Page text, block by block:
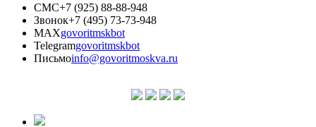
СМС+7 (925) 88-88-948
Звонок+7 (495) 73-73-948
MAXgovoritmskbot
Telegramgovoritmskbot
Письмоinfo@govoritmoskva.ru